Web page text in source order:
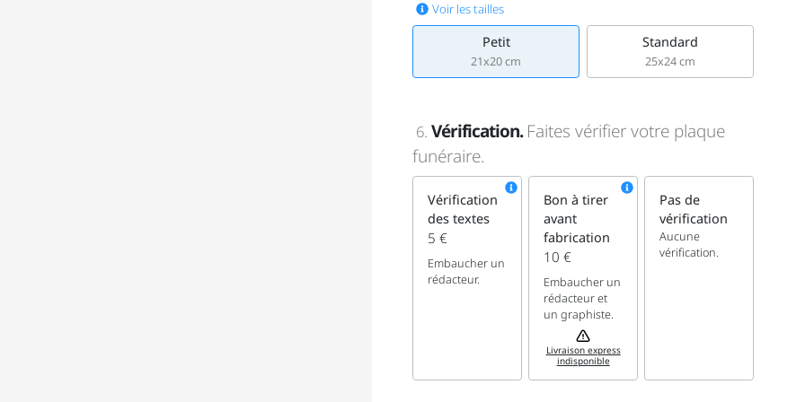
Voir les tailles
Petit
21x20 cm
Standard
25x24 cm
6. Vérification. Faites vérifier votre plaque
funéraire.
Vérification
des textes
5 €
Embaucher un
rédacteur.
Bon à tirer
avant
fabrication
10 €
Embaucher un
rédacteur et
un graphiste.
Livraison express
indisponible
Pas de
vérification
Aucune
vérification.